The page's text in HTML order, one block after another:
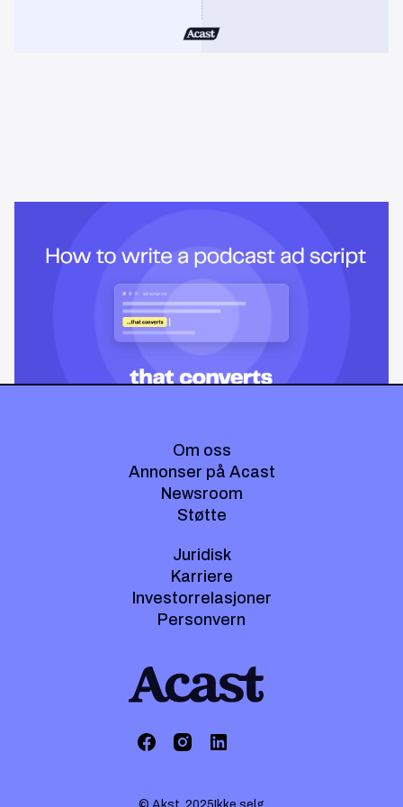
annonseskript som konverterer
Podcastlyttere kan høre en påtrengende salgspitch komme. Her
er hvordan du strukturerer et podcast-annonseskript, briefer en
vert, og skriver en CTA som overlever gapet mellom å høre og
Om oss
Annonser på Acast
Newsroom
Støtte
Juridisk
Karriere
Investorrelasjoner
Personvern